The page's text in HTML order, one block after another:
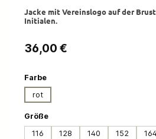
Jacke mit Vereinslogo auf der
Initialen.
Regulärer Preis:
36,00 €
Farbeauswählen
rot
Größeauswählen
116
128 140 152